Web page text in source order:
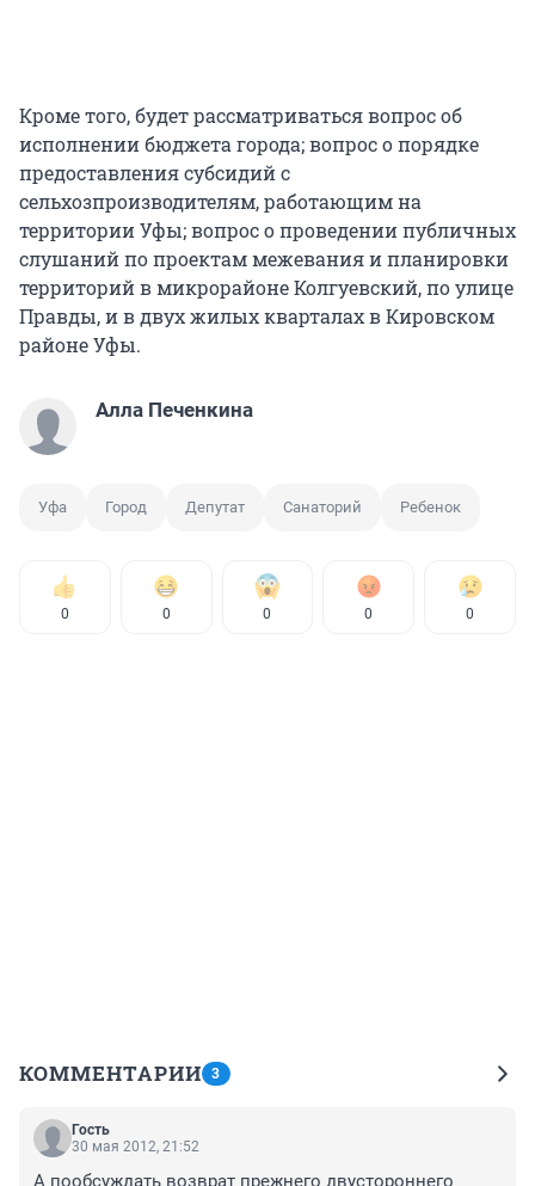
Кроме того, будет рассматриваться вопрос об
исполнении бюджета города; вопрос о порядке
предоставления субсидий с
сельхозпроизводителям, работающим на
территории Уфы; вопрос о проведении публичных
слушаний по проектам межевания и планировки
территорий в микрорайоне Колгуевский, по улице
Правды, и в двух жилых кварталах в Кировском
районе Уфы.
Алла Печенкина
Уфа Город Депутат Санаторий Ребенок
0 0 0 0 0
КОММЕНТАРИИ 3
Гость
30 мая 2012, 21:52
А пообсуждать возврат прежнего двустороннего